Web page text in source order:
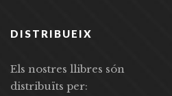
DISTRIBUEIX
Els nostres llibres són
distribuïts per: